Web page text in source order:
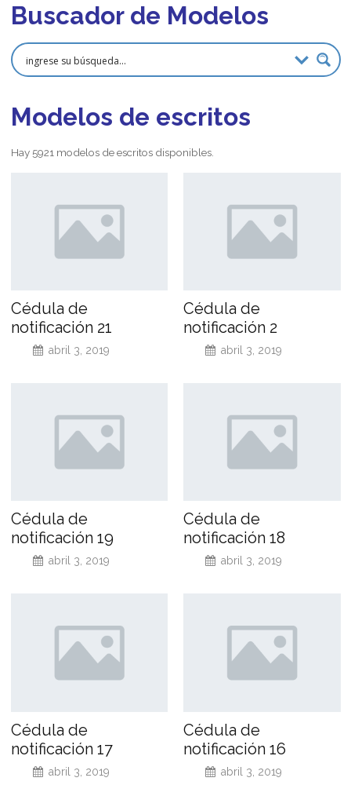
Buscador de Modelos
Modelos de escritos
Hay 5921 modelos de escritos disponibles.
Cédula de
notificación 21
abril 3, 2019
Cédula de
notificación 2
abril 3, 2019
Cédula de
notificación 19
abril 3, 2019
Cédula de
notificación 18
abril 3, 2019
Cédula de
notificación 17
abril 3, 2019
Cédula de
notificación 16
abril 3, 2019